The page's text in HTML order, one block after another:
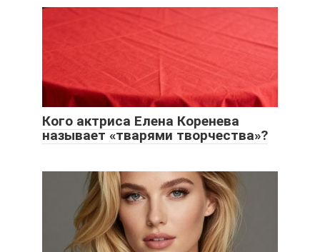
Кого актриса Елена Коренева
называет «тварями творчества»?